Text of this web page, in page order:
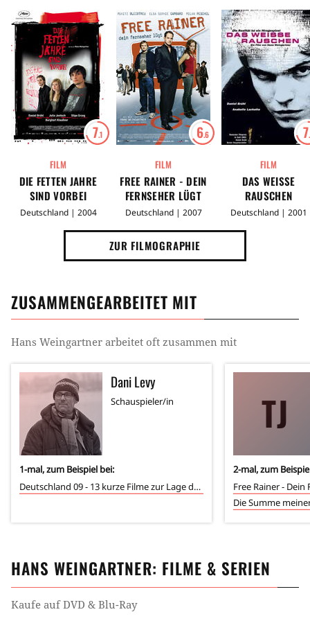
(Quelle: Presse-Heft)
7.1
FILM
DIE FETTEN JAHRE
SIND VORBEI
Deutschland | 2004
6.6
FILM
FREE RAINER - DEIN
FERNSEHER LÜGT
Deutschland | 2007
7
FILM
DAS WEISSE
RAUSCHEN
Deutschland | 2001
ZUR FILMOGRAPHIE
ZUSAMMENGEARBEITET MIT
Hans Weingartner arbeitet oft zusammen mit
Dani Levy
Schauspieler/in
1-mal, zum Beispiel bei:
Deutschland 09 - 13 kurze Filme zur Lage der Nation
TJ
2-mal, zum
Free Rainer -
Die Summe
HANS WEINGARTNER: FILME & SERIEN
Kaufe auf DVD & Blu-Ray